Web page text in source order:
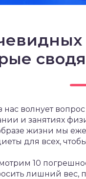
нас волнует
и занятиях
жизни мы
для всех,
10
лишний вес,